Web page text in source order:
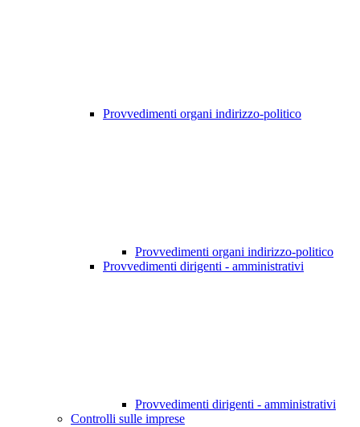
Provvedimenti organi indirizzo-politico
Provvedimenti organi indirizzo-politico
Provvedimenti dirigenti - amministrativi
Provvedimenti dirigenti - amministrativi
Controlli sulle imprese